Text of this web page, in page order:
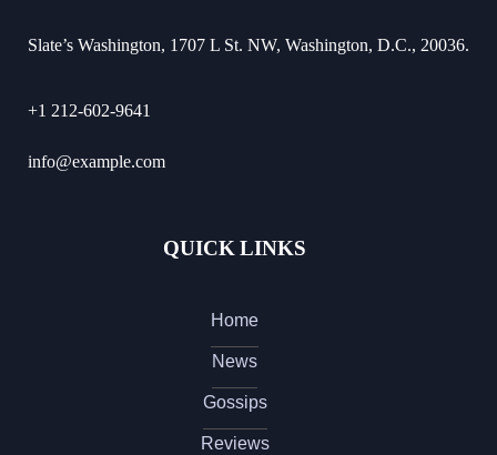
Slate’s Washington, 1707 L St. NW, Washington, D.C., 20036.
+1 212-602-9641
info@example.com
QUICK LINKS
Home
News
Gossips
Reviews